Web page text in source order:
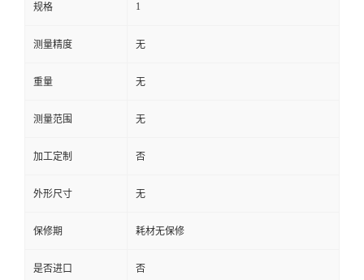
规格 1
测量精度 无
重量 无
测量范围 无
加工定制 否
外形尺寸 无
保修期 耗材无保修
是否进口 否